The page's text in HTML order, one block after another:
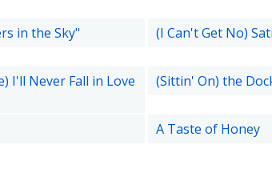
in the Sky" (I Can't Get No)
I'll Never Fall in Love
(Sittin' On) the
A Taste of Honey